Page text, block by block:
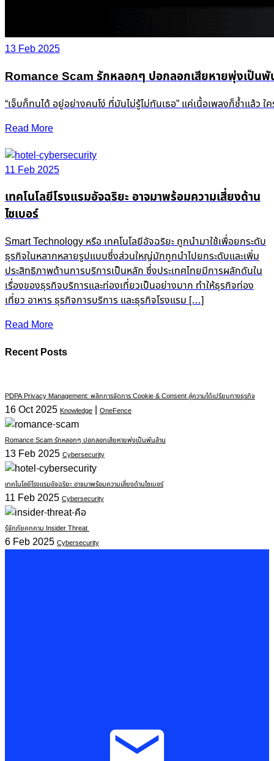
13 Feb 2025
Romance Scam รักหลอกๆ ปอกลอกเสียหายพุ่งเป็นพั
“เจ็บก็ทนได้ อยู่อย่างคนโง่ ที่มันไม่รู้ไม่ทันเธอ” แค่เนื้อเพลงก็ช้ำแล้
Read More
11 Feb 2025
เทคโนโลยีโรงแรมอัจฉริยะ อาจมาพร้อมความเสี่ยงด้าน
ไซเบอร์
Smart Technology หรือ เทคโนโลยีอัจฉริยะ ถูกนำมาใช้เพื่อยกระดับ
ธุรกิจในหลากหลายรูปแบบซึ่งส่วนใหญ่มักถูกนำไปยกระดับและเพิ่ม
ประสิทธิภาพด้านการบริการเป็นหลัก ซึ่งประเทศไทยมีการผลักดันใน
เรื่องของธุรกิจบริการและท่องเที่ยวเป็นอย่างมาก ทำให้ธุรกิจท่อง
เที่ยว อาหาร ธุรกิจการบริการ และธุรกิจโรงแรม […]
Read More
Recent Posts
PDPA Privacy Management: พลิกการจัดการ Cookie & Consent สู่ความได้เปรียบทางธุรกิจ
16 Oct 2025 Knowledge | OneFence
Romance Scam รักหลอกๆ ปอกลอกเสียหายพุ่งเป็นพันล้าน
13 Feb 2025 Cybersecurity
เทคโนโลยีโรงแรมอัจฉริยะ อาจมาพร้อมความเสี่ยงด้านไซเบอร์
11 Feb 2025 Cybersecurity
รู้จักภัยคุกคาม Insider Threat
6 Feb 2025 Cybersecurity